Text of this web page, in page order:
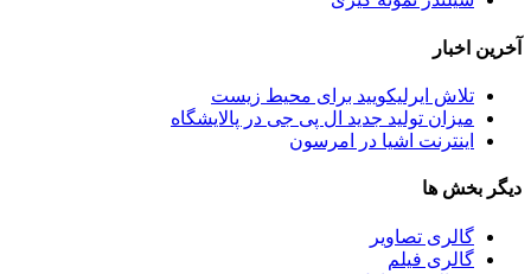
آخرین اخبار
تلاش ایرلیکویید برای محیط زیست
میزان تولید جدید ال پی جی در پالایشگاه
اینترنت اشیا در امرسون
دیگر بخش ها
گالری تصاویر
گالری فیلم